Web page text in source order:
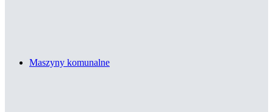
Maszyny komunalne